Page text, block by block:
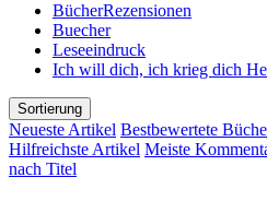
BücherRezensionen
Buecher
Leseeindruck
Ich will dich, ich krieg dich
Sortierung
Neueste Artikel Bestbewertete
Hilfreichste Artikel Meiste
nach Titel